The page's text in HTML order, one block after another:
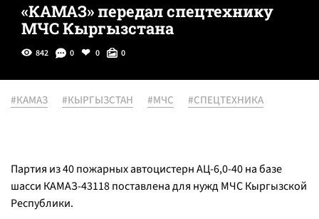
«КАМАЗ» передал спецтехнику
МЧС Кыргызстана
842 0 0 0
#КАМАЗ #КЫРГЫЗСТАН #МЧС #СПЕЦТЕХНИКА
Партия из 40 пожарных автоцистерн АЦ-6,0-40 на базе
шасси КАМАЗ-43118 поставлена для нужд МЧС Кыргызской
Республики.